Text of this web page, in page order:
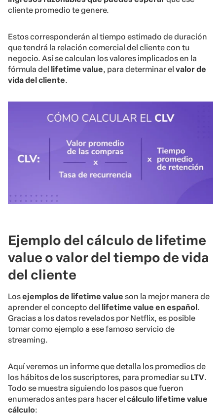
cliente promedio te genere.
Estos corresponderán al tiempo estimado de duración
que tendrá la relación comercial del cliente con tu
negocio. Así se calculan los valores implicados en la
fórmula del lifetime value, para determinar el valor de
vida del cliente.
Ejemplo del cálculo de lifetime
value o valor del tiempo de vida
del cliente
Losejemplos de lifetime value son la mejor manera de
aprender el concepto del lifetime value en español.
Gracias a los datos revelados por Netflix, es posible
tomar como ejemplo a ese famoso servicio de
streaming.
Aquí veremos un informe que detalla los promedios de
los hábitos de los suscriptores, para promediar su LTV.
Todo se muestra siguiendo los pasos que fueron
enumerados antes para hacer el cálculo lifetime value
cálculo: